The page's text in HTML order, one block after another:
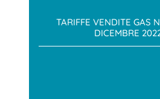
TARIFFE VENDITE GAS
DICEMBRE